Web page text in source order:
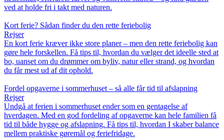
ved at holde fri i takt med naturen.
Kort ferie? Sådan finder du den rette feriebolig
Rejser
En kort ferie kræver ikke store planer – men den rette feriebolig kan
gøre hele forskellen. Få tips til, hvordan du vælger det ideelle sted at
bo, uanset om du drømmer om byliv, natur eller strand, og hvordan
du får mest ud af dit ophold.
Fordel opgaverne i sommerhuset – så alle får tid til afslapning
Rejser
Undgå at ferien i sommerhuset ender som en gentagelse af
hverdagen. Med en god fordeling af opgaverne kan hele familien få
tid til både hygge og afslapning. Få tips til, hvordan I skaber balance
mellem praktiske gøremål og feriefridage.